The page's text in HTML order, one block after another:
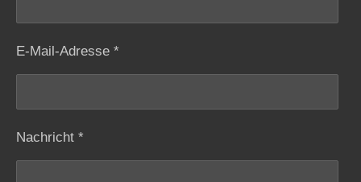
E-Mail-Adresse *
Nachricht *